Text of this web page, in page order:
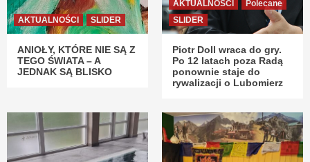
AKTUALNOŚCI SLIDER
ANIOŁY, KTÓRE NIE SĄ Z
TEGO ŚWIATA – A
JEDNAK SĄ BLISKO
AKTUALNOŚCI
Polecane
SLIDER
Piotr Doll wraca do gry.
Po 12 latach poza Radą
ponownie staje do
rywalizacji o Lubomierz